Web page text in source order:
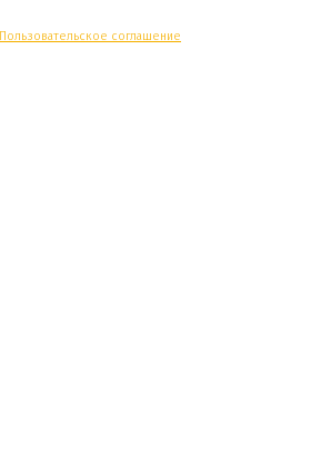
Пользовательское соглашение